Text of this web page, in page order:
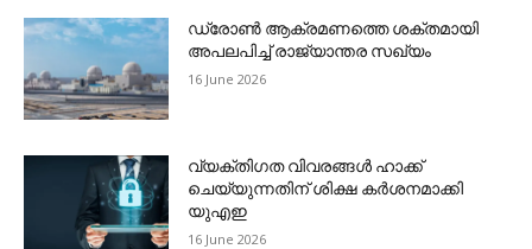
ഡ്രോണ്‍ ആക്രമണത്തെ ശക്തമായി
അപലപിച്ച് രാജ്യാന്തര സഖ്യം
16 June 2026
വ്യക്തിഗത വിവരങ്ങള്‍ ഹാക്ക്
ചെയ്യുന്നതിന് ശിക്ഷ കര്‍ശനമാക്കി
യുഎഇ
16 June 2026